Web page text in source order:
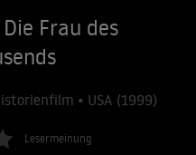
Frau des
• USA (1999)
Lesermeinung